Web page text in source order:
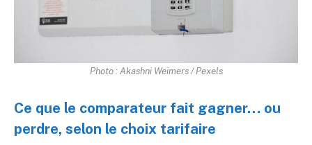
Photo : Akashni Weimers / Pexels
Ce que le comparateur fait gagner… ou
perdre, selon le choix tarifaire